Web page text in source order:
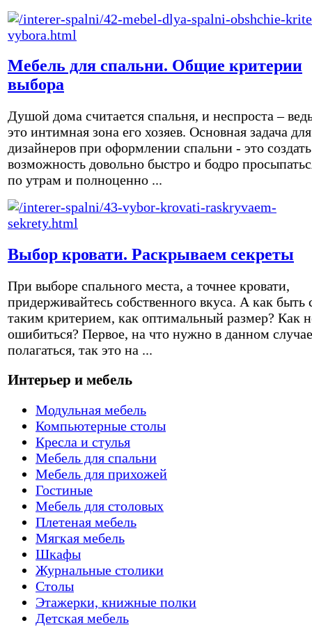
Мебель для спальни. Общие критерии
выбора
Душой дома считается спальня, и неспроста –
это интимная зона его хозяев. Основная задача для
дизайнеров при оформлении спальни - это создать
возможность довольно быстро и бодро
по утрам и полноценно ...
Выбор кровати. Раскрываем секреты
При выборе спального места, а точнее кровати,
придерживайтесь собственного вкуса. А как быть
таким критерием, как оптимальный размер? Как
ошибиться? Первое, на что нужно в данном случае
полагаться, так это на ...
Интерьер и мебель
Модульная мебель
Компьютерные столы
Кресла и стулья
Мебель для спальни
Мебель для прихожей
Гостиные
Мебель для столовых
Плетеная мебель
Мягкая мебель
Шкафы
Журнальные столики
Столы
Этажерки, книжные полки
Детская мебель